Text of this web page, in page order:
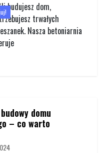
budujesz dom,
trwałych
Nasza betoniarnia
domu
– co warto